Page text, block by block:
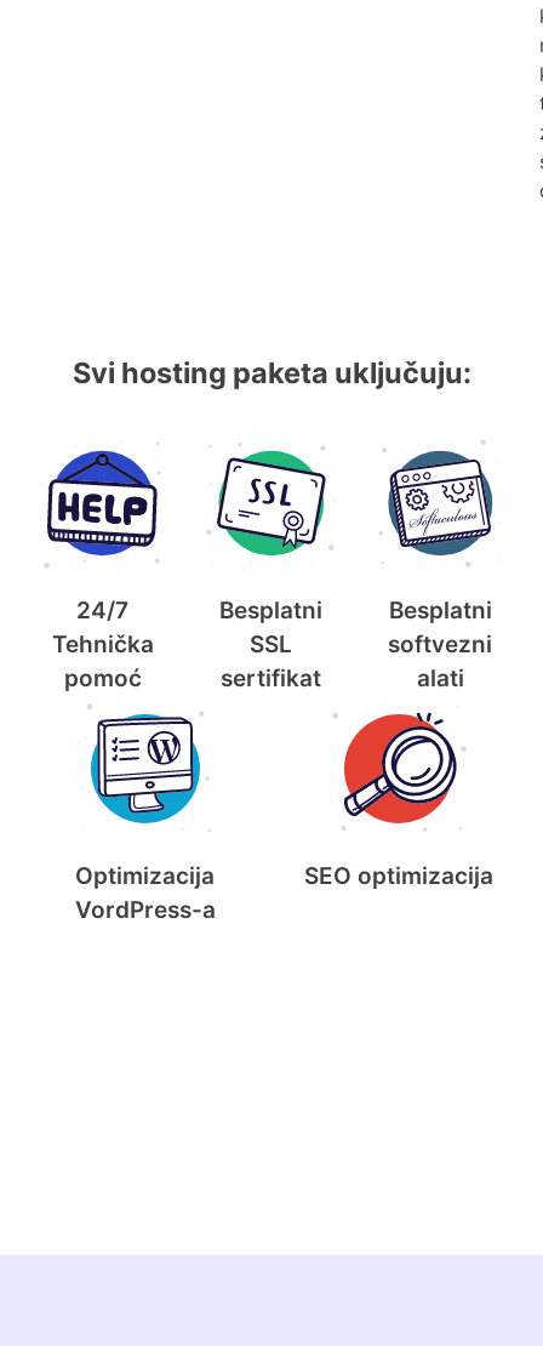
Svi hosting paketa uključuju:
24/7
Tehnička
pomoć
Besplatni
SSL
sertifikat
Besplatni
softvezni
alati
Optimizacija
VordPress-a
SEO optimizacija